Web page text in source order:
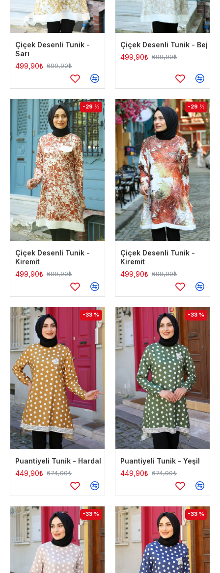
Çiçek Desenli Tunik -
Sarı
499,90₺ 699,90₺
Çiçek Desenli Tunik - Bej
499,90₺ 699,90₺
-29 %
Çiçek Desenli Tunik -
Kiremit
499,90₺ 699,90₺
-29 %
Çiçek Desenli Tunik -
Kiremit
499,90₺ 699,90₺
-33 %
Puantiyeli Tunik - Hardal
449,90₺ 674,90₺
-33 %
Puantiyeli Tunik - Yeşil
449,90₺ 674,90₺
-33 % -33 %